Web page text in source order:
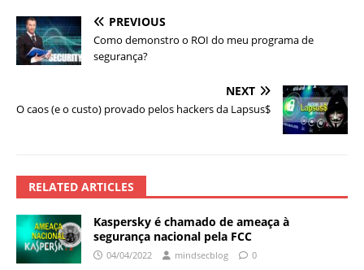
PREVIOUS
Como demonstro o ROI do meu programa de
segurança?
NEXT
O caos (e o custo) provado pelos hackers da Lapsus$
RELATED ARTICLES
Kaspersky é chamado de ameaça à
segurança nacional pela FCC
04/04/2022 mindsecblog 0